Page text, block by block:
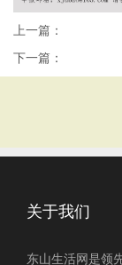
上一篇：
下一篇：
关于我们
东山生活网是领